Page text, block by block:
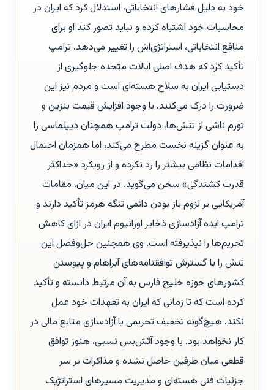
خود به دلیل فشارهای انتخاباتی، استدلال کرد که ایران در
محاسبات خود اشتباه کرده و نباید تصور کند او برای
منافع انتخاباتی، استراتژی‌اش را تغییر می‌دهد. ترامپ
تأکید کرد که هدف اصلی ایالات متحده جلوگیری از
دستیابی ایران به سلاح هسته‌ای است و مردم نیز این
ضرورت را درک می‌کنند. با وجود افزایش قیمت بنزین و
تورم ناشی از تنش‌ها، دولت ترامپ همچنان دیپلماسی را
به عنوان گزینه نخست مطرح می‌کند، اما همزمان احتمال
اقدامات نظامی بیشتر را رد نکرده و از رویکرد «حداکثر
قدرت کشندگی» سخن می‌گوید. در این میان، مقامات
آمریکایی بر لزوم باز بودن دائمی تنگه هرمز تأکید دارند و
ترامپ ایده آزادسازی ذخایر اورانیوم ایران در ازای کاهش
تحریم‌ها را نپذیرفته است. وی همچنین حل‌وفصل این
تنش را با گسترش توافقنامه‌های آبراهام و پیوستن
کشورهای حوزه خلیج فارس به آن مرتبط دانسته و تأکید
کرده است که تا زمانی که ایران به تعهدات خود عمل
نکند، هیچ‌گونه تخفیف تحریمی یا آزادسازی منابع مالی در
کار نخواهد بود. با وجود آتش‌بس نسبی، هنوز توافق
قطعی میان طرفین حاصل نشده و مذاکرات بر سر
جزئیات فنی هسته‌ای و مدیریت مسیرهای استراتژیک